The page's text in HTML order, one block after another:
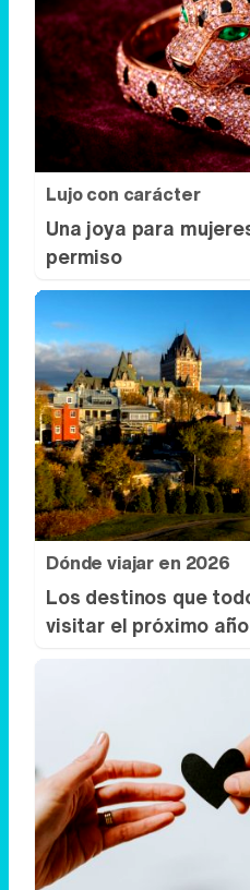
Lujo con carácter
Una joya para
permiso
Dónde viajar en 2026
Los destinos que
visitar el próximo año
Todos lo haremos en
Así será tu día a día